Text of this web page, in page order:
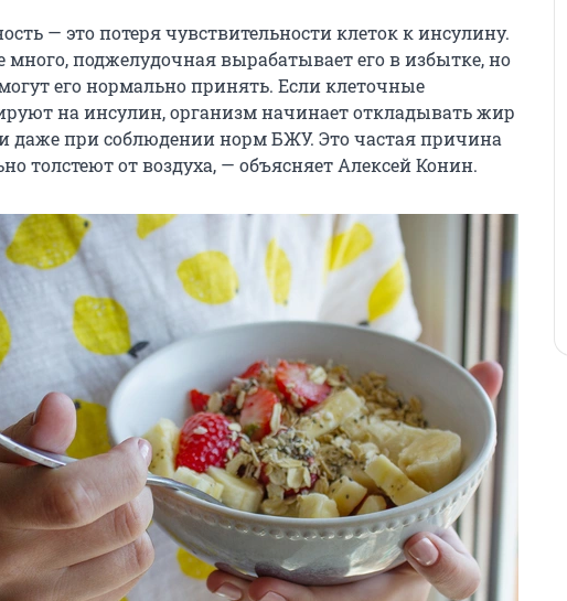
— это потеря чувствительности клеток к инсулину.
много, поджелудочная вырабатывает его в избытке, но
его нормально принять. Если клеточные
на инсулин, организм начинает откладывать жир
даже при соблюдении норм БЖУ. Это частая причина
толстеют от воздуха, — объясняет Алексей Конин.